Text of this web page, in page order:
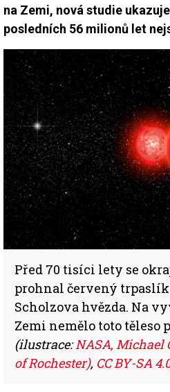
na Zemi, nová studie
posledních 56 milionů let
Před 70 tisíci lety se
prohnal červený
Scholzova hvězda. Na
Zemi nemělo toto těleso
(ilustrace:NASA,
of Rochester), CC BY-SA